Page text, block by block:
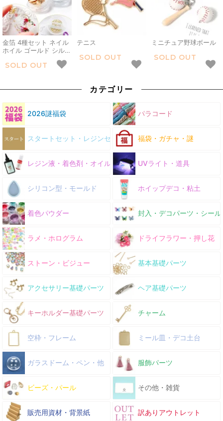
金箔 4種セット ネイル
ホイル ゴールド シルバ
ー 銀箔 レジン封入素材
封入パーツ デコパーツ
級感 上品 UVレジン
SOLD OUT
テニス
SOLD OUT
ミニチュア野球ボール
SOLD OUT
カテゴリー
2026謎福袋 パラコード
スタートセット・レジンセット 福袋・ガチャ・謎
レジン液・着色剤・オイル UVライト・道具
シリコン型・モールド ホイップデコ・粘土
着色パウダー 封入・デコパーツ・シール
ラメ・ホログラム ドライフラワー・押し花
ストーン・ビジュー 基本基礎パーツ
アクセサリー基礎パーツ ヘア基礎パーツ
キーホルダー基礎パーツ チャーム
空枠・フレーム ミール皿・デコ土台
ガラスドーム・ペン・他 服飾パーツ
ビーズ・パール その他・雑貨
販売用資材・背景紙 訳ありアウトレット